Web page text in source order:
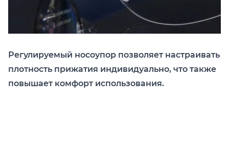
Регулируемый носоупор позволяет настраивать
плотность прижатия индивидуально, что также
повышает комфорт использования.